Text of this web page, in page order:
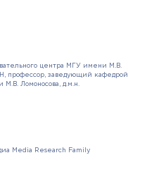
центра МГУ имени М.В.
профессор, заведующий кафедрой
Ломоносова, д.м.н.
Media Research Family